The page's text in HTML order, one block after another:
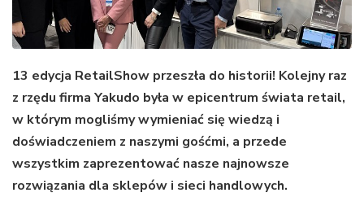
13 edycja RetailShow przeszła do historii! Kolejny raz
z rzędu firma Yakudo była w epicentrum świata retail,
w którym mogliśmy wymieniać się wiedzą i
doświadczeniem z naszymi gośćmi, a przede
wszystkim zaprezentować nasze najnowsze
rozwiązania dla sklepów i sieci handlowych.